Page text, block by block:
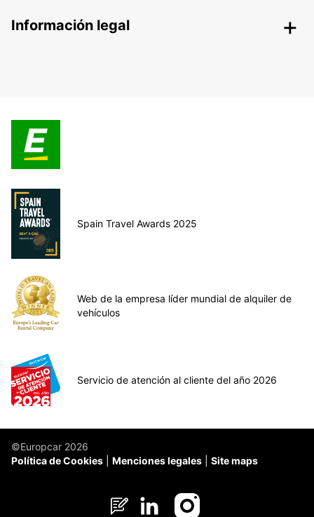
Información legal
Spain Travel Awards 2025
Web de la empresa líder mundial de alquiler de
vehículos
Servicio de atención al cliente del año 2026
©Europcar 2026
Política de Cookies
Menciones legales Site maps